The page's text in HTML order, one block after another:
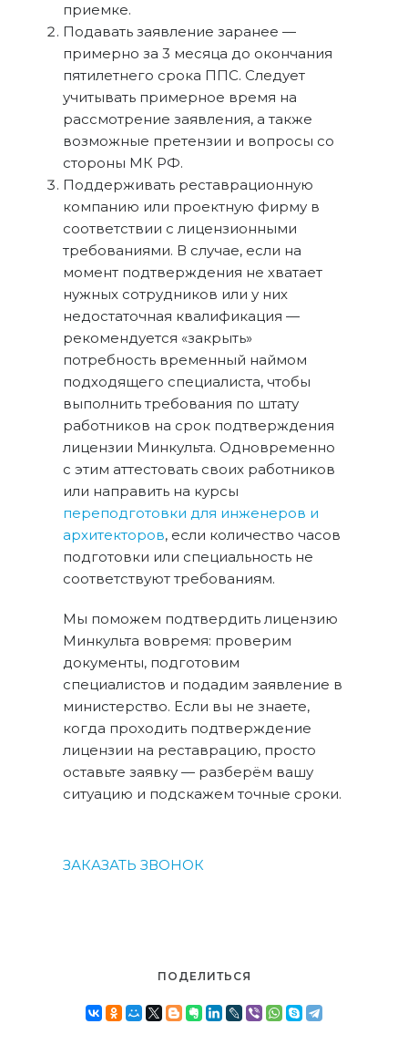
приемке.
Подавать заявление заранее —
примерно за 3 месяца до окончания
пятилетнего срока ППС. Следует
учитывать примерное время на
рассмотрение заявления, а также
возможные претензии и вопросы со
стороны МК РФ.
Поддерживать реставрационную
компанию или проектную фирму в
соответствии с лицензионными
требованиями. В случае, если на
момент подтверждения не хватает
нужных сотрудников или у них
недостаточная квалификация —
рекомендуется «закрыть»
потребность временный наймом
подходящего специалиста, чтобы
выполнить требования по штату
работников на срок подтверждения
лицензии Минкульта. Одновременно
с этим аттестовать своих работников
или направить на курсы
переподготовки для инженеров и
архитекторов, если количество часов
подготовки или специальность не
соответствуют требованиям.
Мы поможем подтвердить лицензию
Минкульта вовремя: проверим
документы, подготовим
специалистов и подадим заявление в
министерство. Если вы не знаете,
когда проходить подтверждение
лицензии на реставрацию, просто
оставьте заявку — разберём вашу
ситуацию и подскажем точные сроки.
ЗАКАЗАТЬ ЗВОНОК
ПОДЕЛИТЬСЯ